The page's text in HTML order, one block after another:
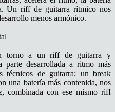
Un riff de guitarra rítmico nos
menos armónico.
torno a un riff de guitarra y
parte desarrollada a ritmo más
técnicos de guitarra; un break
una batería más contenida, nos
combinada con ese mismo riff